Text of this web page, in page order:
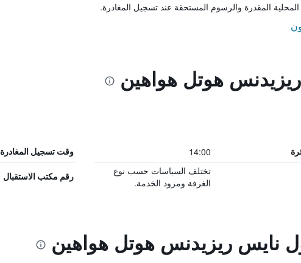
المقدرة والرسوم المستحقة عند تسجيل المغادرة.
هوتل هواهين
14:00 وقت تسجيل المغادرة
تختلف السياسات حسب نوع
الغرفة ومزود الخدمة.
رقم مكتب الاستقبال
نايس ريزيدنس هوتل هواهين